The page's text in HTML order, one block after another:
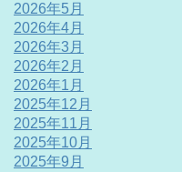
2026年5月
2026年4月
2026年3月
2026年2月
2026年1月
2025年12月
2025年11月
2025年10月
2025年9月